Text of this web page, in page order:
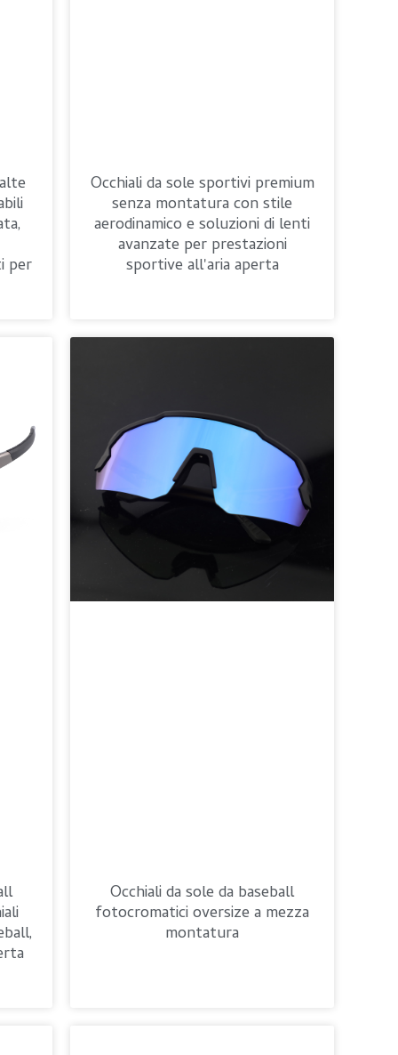
per
Occhiali da sole sportivi premium
senza montatura con stile
aerodinamico e soluzioni di lenti
avanzate per prestazioni
sportive all'aria aperta
Occhiali da sole da baseball
fotocromatici oversize a mezza
montatura